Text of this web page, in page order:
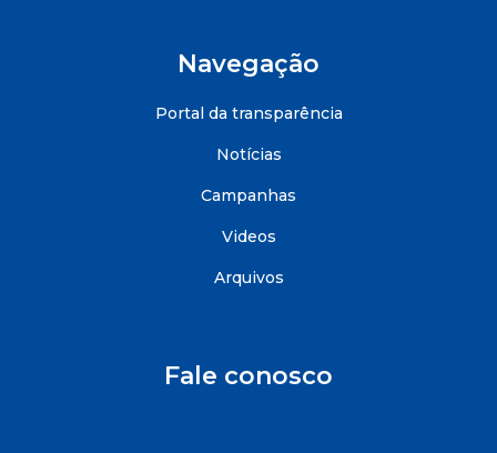
Navegação
Portal da transparência
Notícias
Campanhas
Videos
Arquivos
Fale conosco